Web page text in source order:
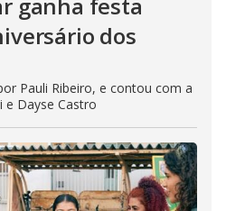
ganha festa
dos
Pauli Ribeiro, e contou com a
e Dayse Castro